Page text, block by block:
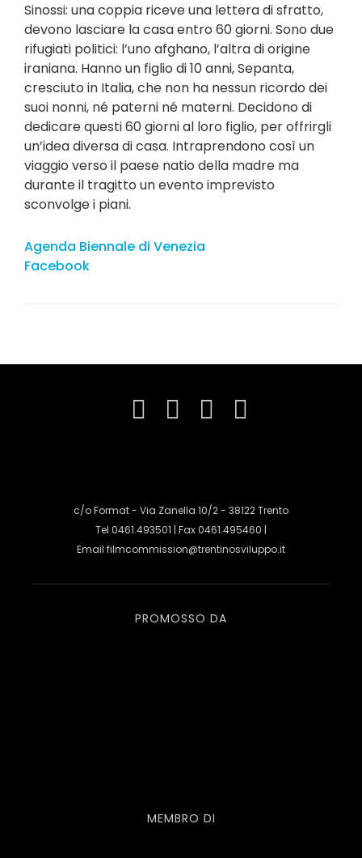
Sinossi: una coppia riceve una lettera di sfratto,
devono lasciare la casa entro 60 giorni. Sono due
rifugiati politici: l’uno afghano, l’altra di origine
iraniana. Hanno un figlio di 10 anni, Sepanta,
cresciuto in Italia, che non ha nessun ricordo dei
suoi nonni, né paterni né materni. Decidono di
dedicare questi 60 giorni al loro figlio, per offrirgli
un’idea diversa di casa. Intraprendono così un
viaggio verso il paese natio della madre ma
durante il tragitto un evento imprevisto
sconvolge i piani.
Agenda Biennale di Venezia
Facebook
c/o Format - Via Zanella 10/2 - 38122 Trento
Tel 0461.493501 | Fax 0461.495460 |
Email filmcommission@trentinosviluppo.it
PROMOSSO DA
MEMBRO DI